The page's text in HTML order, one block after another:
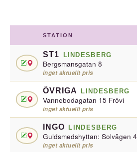
STATION
ST1 LINDESBERG
Bergsmansgatan 8
inget aktuellt pris
ÖVRIGA LINDESBERG
Vannebodagatan 15 Frövi
inget aktuellt pris
INGO LINDESBERG
Guldsmedshyttan: Solvägen 4
inget aktuellt pris